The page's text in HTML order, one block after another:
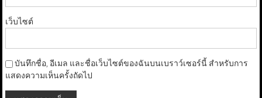
เว็บไซต์
บันทึกชื่อ, อีเมล และชื่อเว็บไซต์ของฉันบนเบราว์เซอร์นี้ สำหรับการ
แสดงความเห็นครั้งถัดไป